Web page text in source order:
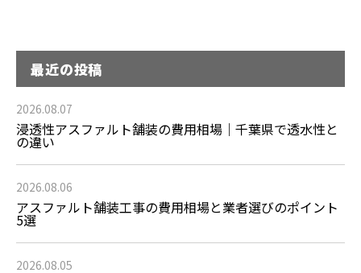
最近の投稿
2026.08.07
浸透性アスファルト舗装の費用相場｜千葉県で透水性と
の違い
2026.08.06
アスファルト舗装工事の費用相場と業者選びのポイント
5選
2026.08.05